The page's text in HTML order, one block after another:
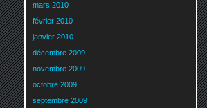
mars 2010
février 2010
janvier 2010
décembre 2009
novembre 2009
octobre 2009
septembre 2009